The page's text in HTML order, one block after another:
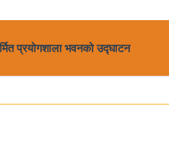
प्रयोगशाला भवनको उद्घाटन